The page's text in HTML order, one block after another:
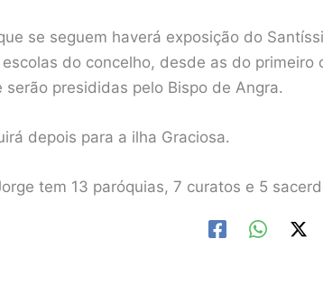
se seguem haverá exposição do
do concelho, desde as do primeiro
serão presididas pelo Bispo de Angra.
depois para a ilha Graciosa.
tem 13 paróquias, 7 curatos e 5